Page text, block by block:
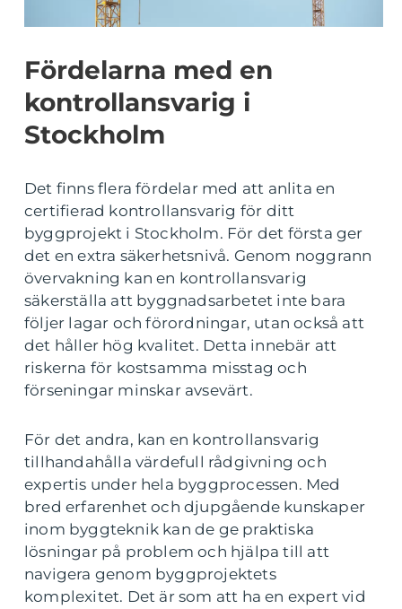
Fördelarna med en
kontrollansvarig i
Stockholm
Det finns flera fördelar med att anlita en
certifierad kontrollansvarig för ditt
byggprojekt i Stockholm. För det första ger
det en extra säkerhetsnivå. Genom noggrann
övervakning kan en kontrollansvarig
säkerställa att byggnadsarbetet inte bara
följer lagar och förordningar, utan också att
det håller hög kvalitet. Detta innebär att
riskerna för kostsamma misstag och
förseningar minskar avsevärt.
För det andra, kan en kontrollansvarig
tillhandahålla värdefull rådgivning och
expertis under hela byggprocessen. Med
bred erfarenhet och djupgående kunskaper
inom byggteknik kan de ge praktiska
lösningar på problem och hjälpa till att
navigera genom byggprojektets
komplexitet. Det är som att ha en expert vid